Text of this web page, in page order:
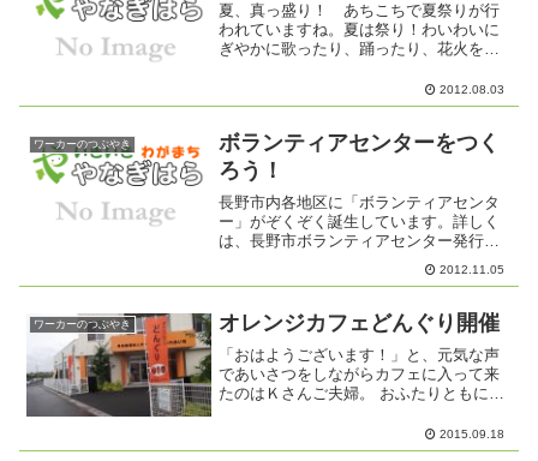
夏、真っ盛り！ あちこちで夏祭りが行
われていますね。夏は祭り！わいわいに
ぎやかに歌ったり、踊ったり、花火をし
っ飛ばせ！ 先日訪問したケアライフ柳
原さんでも、8月5日 16：30から、恒例
2012.08.03
ワーカーのつぶやき
ボランティアセンターをつく
ろう！
長野市内各地区に「ボランティアセンタ
ー」がぞくぞく誕生しています。詳しく
は、長野市ボランティアセンター発行の
「ボランティアかわらばん」11月号が事
務局にありますのでご覧ください。柳原
す。・福祉施設よりボラン...
2012.11.05
ワーカーのつぶやき オレンジカフェどんぐり開催
「おはようございます！」と、元気な声
であいさつをしながらカフェに入って来
たのはＫさんご夫婦。 おふたりともにこ
れます。朝から雨の中、みなさんつぎつ
ぎと「オレンジカフェどんぐり」に入っ
2015.09.18